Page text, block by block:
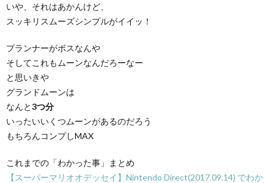
いや、それはあかんけど、
スッキリスムーズシンプルがイイッ！
プランナーがボスなんや
そしてこれもムーンなんだろーなー
と思いきや
グランドムーンは
なんと3つ分
いったいいくつムーンがあるのだろう
もちろんコンプしMAX
これまでの「わかった事」まとめ
【スーパーマリオオデッセイ】Nintendo Direct(2017.09.14) でわか